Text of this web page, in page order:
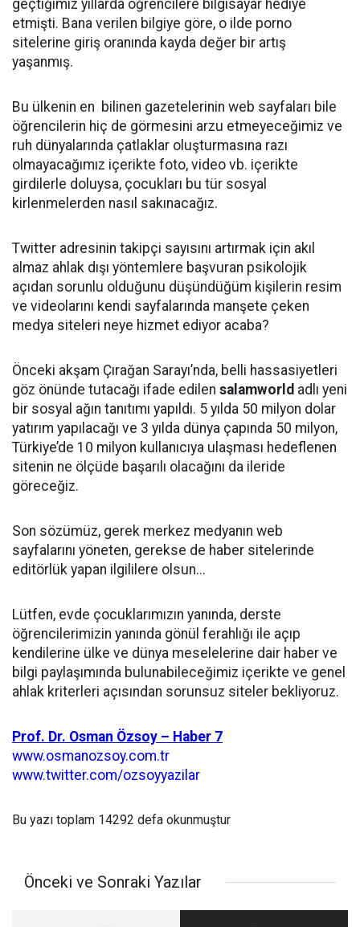
geçtiğimiz yıllarda öğrencilere bilgisayar hediye
etmişti. Bana verilen bilgiye göre, o ilde porno
sitelerine giriş oranında kayda değer bir artış
yaşanmış.
Bu ülkenin en bilinen gazetelerinin web sayfaları bile
öğrencilerin hiç de görmesini arzu etmeyeceğimiz ve
ruh dünyalarında çatlaklar oluşturmasına razı
olmayacağımız içerikte foto, video vb. içerikte
girdilerle doluysa, çocukları bu tür sosyal
kirlenmelerden nasıl sakınacağız.
Twitter adresinin takipçi sayısını artırmak için akıl
almaz ahlak dışı yöntemlere başvuran psikolojik
açıdan sorunlu olduğunu düşündüğüm kişilerin resim
ve videolarını kendi sayfalarında manşete çeken
medya siteleri neye hizmet ediyor acaba?
Önceki akşam Çırağan Sarayı’nda, belli hassasiyetleri
göz önünde tutacağı ifade edilen salamworld adlı yeni
bir sosyal ağın tanıtımı yapıldı. 5 yılda 50 milyon dolar
yatırım yapılacağı ve 3 yılda dünya çapında 50 milyon,
Türkiye’de 10 milyon kullanıcıya ulaşması hedeflenen
sitenin ne ölçüde başarılı olacağını da ileride
göreceğiz.
Son sözümüz, gerek merkez medyanın web
sayfalarını yöneten, gerekse de haber sitelerinde
editörlük yapan ilgililere olsun...
Lütfen, evde çocuklarımızın yanında, derste
öğrencilerimizin yanında gönül ferahlığı ile açıp
kendilerine ülke ve dünya meselelerine dair haber ve
bilgi paylaşımında bulunabileceğimiz içerikte ve genel
ahlak kriterleri açısından sorunsuz siteler bekliyoruz.
Prof. Dr. Osman Özsoy – Haber 7
www.osmanozsoy.com.tr
www.twitter.com/ozsoyyazilar
Bu yazı toplam 14292 defa okunmuştur
Önceki ve Sonraki Yazılar